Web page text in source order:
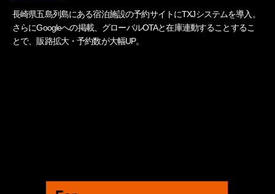
長崎県五島列島にある宿泊施設の予約サイトにTXJシステムを導入。
さらにGoogleへの掲載、グローバルOTAと在庫連動することするこ
とで、販路拡大・予約数が大幅UP。